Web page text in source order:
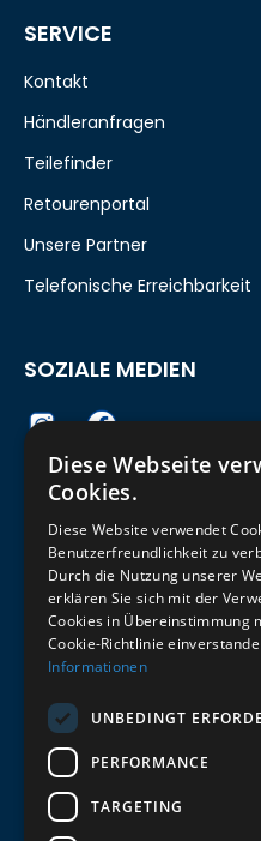
ZUM NEWSLETTER
Melde dich jetzt zum
erste Bestellung.
Deine Email
SERVICE
Kontakt
Händleranfragen
Teilefinder
Retourenportal
Unsere Partner
Telefonische Erreichbarkeit
SOZIALE MEDIEN
German
Diese Webseite
Cookies.
Diese Website verwendet
Benutzerfreundlichkeit zu
Durch die Nutzung unserer
erklären Sie sich mit der
Cookies in Übereinstimmung
Cookie-Richtlinie
Informationen
UNBEDINGT
PERFORMANCE
TARGETING